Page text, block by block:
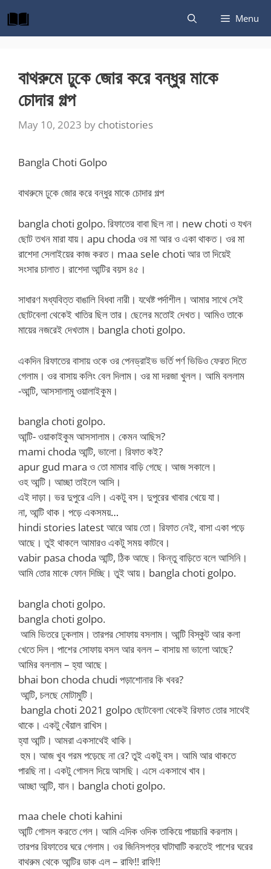
to
content
Menu
বাথরুমে ঢুকে জোর করে বন্ধুর মাকে
চোদার গল্প
May 10, 2023 by chotistories
Bangla Choti Golpo
বাথরুমে ঢুকে জোর করে বন্ধুর মাকে চোদার গল্প
bangla choti golpo. রিফাতের বাবা ছিল না। new choti ও যখন
ছোট তখন মারা যায়। apu choda ওর মা আর ও একা থাকত। ওর মা
রাশেদা সেলাইয়ের কাজ করত। maa sele choti আর তা দিয়েই
সংসার চালাত। রাশেদা আন্টির বয়স ৪৫।
সাধারণ মধ্যবিত্ত বাঙালি বিধবা নারী। যথেষ্ট পর্দাশীল। আমার সাথে সেই
ছোটবেলা থেকেই খাতির ছিল তার। ছেলের মতোই দেখত। আমিও তাকে
মায়ের নজরেই দেখতাম। bangla choti golpo.
একদিন রিফাতের বাসায় ওকে ওর পেনড্রাইভ ভর্তি পর্ণ ভিডিও ফেরত দিতে
গেলাম। ওর বাসায় কলিং বেল দিলাম। ওর মা দরজা খুলল। আমি বললাম
-আন্টি, আসসালামু ওয়ালাইকুম।
bangla choti golpo.
‌আন্টি- ওয়াকাইকুম আসসালাম। কেমন আছিস?
‌mami choda আন্টি, ভালো। রিফাত কই?
‌apur gud mara ও তো মামার বাড়ি গেছে। আজ সকালে।
‌ওহ আন্টি। আচ্ছা তাইলে আসি।
‌এই দাড়া। ভর দুপুরে এলি। একটু বস। দুপুরের খাবার খেয়ে যা।
‌না, আন্টি থাক। পড়ে একসময়…
‌hindi stories latest আরে আয় তো। রিফাত নেই, বাসা একা পড়ে
আছে। তুই থাকলে আমারও একটু সময় কাটবে।
vabir pasa choda ‌আন্টি, ঠিক আছে। কিন্তু বাড়িতে বলে আসিনি।
‌আমি তোর মাকে ফোন দিচ্ছি। তুই আয়। bangla choti golpo.
bangla choti golpo.
bangla choti golpo.
‌ আমি ভিতরে ঢুকলাম। তারপর সোফায় বসলাম। আন্টি বিস্কুট আর কলা
খেতে দিল। পাশের সোফায় বসল আর বলল – বাসায় মা ভালো আছে?
আমির বললাম – হ্যা আছে।
‌bhai bon choda chudi পড়াশোনার কি খবর?
‌ আন্টি, চলছে মোটামুটি।
‌ bangla choti 2021 golpo ছোটবেলা থেকেই রিফাত তোর সাথেই
থাকে। একটু খেঁয়াল রাখিস।
‌হ্যা আন্টি। আমরা একসাথেই থাকি।
‌ হুম। আজ খুব গরম পড়েছে না রে? তুই একটু বস। আমি আর থাকতে
পারছি না। একটু গোসল দিয়ে আসছি। এসে একসাথে খাব।
‌আচ্ছা আন্টি, যান। bangla choti golpo.
maa chele choti kahini
‌আন্টি গোসল করতে গেল। আমি এদিক ওদিক তাকিয়ে পায়চারি করলাম।
তারপর রিফাতের ঘরে গেলাম। ওর জিনিসপত্র ঘাটাঘাটি করতেই পাশের ঘরের
বাথরুম থেকে আন্টির ডাক এল – রাফি!! রাফি!!